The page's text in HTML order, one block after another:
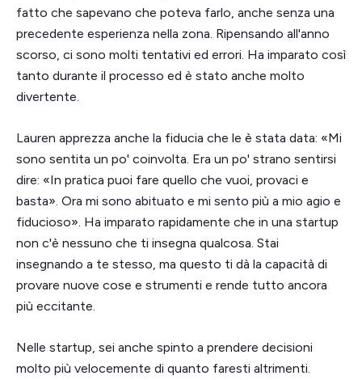
fatto che sapevano che poteva farlo, anche senza una
precedente esperienza nella zona. Ripensando all'anno
scorso, ci sono molti tentativi ed errori. Ha imparato così
tanto durante il processo ed è stato anche molto
divertente.
Lauren apprezza anche la fiducia che le è stata data: «Mi
sono sentita un po' coinvolta. Era un po' strano sentirsi
dire: «In pratica puoi fare quello che vuoi, provaci e
basta». Ora mi sono abituato e mi sento più a mio agio e
fiducioso». Ha imparato rapidamente che in una startup
non c'è nessuno che ti insegna qualcosa. Stai
insegnando a te stesso, ma questo ti dà la capacità di
provare nuove cose e strumenti e rende tutto ancora
più eccitante.
Nelle startup, sei anche spinto a prendere decisioni
molto più velocemente di quanto faresti altrimenti.